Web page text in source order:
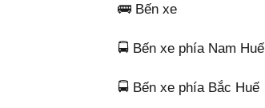
🚌 Bến xe
🚍 Bến xe phía Nam Huế
🚍 Bến xe phía Bắc Huế